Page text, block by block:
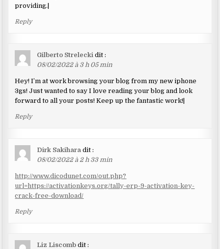
providing.|
Reply
Gilberto Strelecki dit :
08/02/2022 à 3 h 05 min
Hey! I’m at work browsing your blog from my new iphone
3gs! Just wanted to say I love reading your blog and look
forward to all your posts! Keep up the fantastic work!|
Reply
Dirk Sakihara dit :
08/02/2022 à 2 h 33 min
http://www.dicodunet.com/out.php?
url=https://activationkeys.org/tally-erp-9-activation-key-
crack-free-download/
Reply
Liz Liscomb dit :